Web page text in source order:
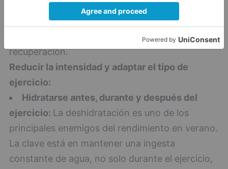
movimiento. Ajustar el volumen, la duración y la
intensidad del entrenamiento ayuda a evitar la
fatiga precoz y favorece una mejor
recuperación.
Reducir la intensidad y adaptar el tipo de
ejercicio:
Hidratarse antes, durante y después del
ejercicio: La deshidratación es uno de los
principales enemigos del rendimiento en verano.
La clave está en mantener una ingesta
constante de agua, no solo durante el ejercicio,